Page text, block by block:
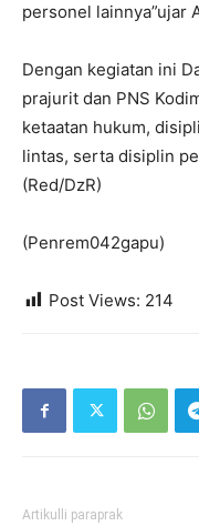
personel lainnya”ujar
Dengan kegiatan ini
prajurit dan PNS
ketaatan hukum,
lintas, serta disiplin
(Red/DzR)
(Penrem042gapu)
Post Views: 214
Artikulli paraprak